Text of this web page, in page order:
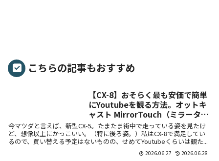
こちらの記事もおすすめ
【CX-8】おそらく最も安価で簡単
にYoutubeを観る方法。オットキ
ャスト MirrorTouch（ミラータッ
チ）。
今マツダと言えば、新型CX-5。たまたま街中で走っている姿を見たけ
ど、想像以上にかっこいい。（特に後ろ姿。）私はCX-8で満足してい
るので、買い替える予定はないものの、せめてYoutubeくらいは観た...
2026.06.27 2026.06.28